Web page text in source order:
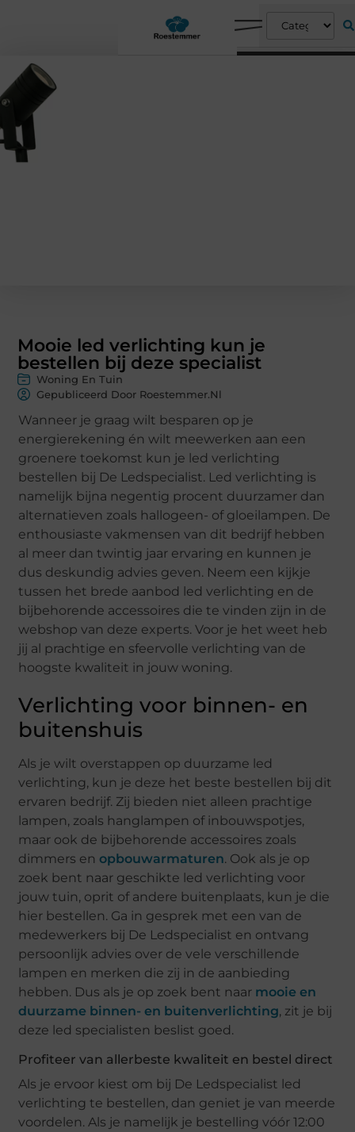
Mooie led verlichting kun je
bestellen bij deze specialist
Woning En Tuin
Gepubliceerd Door Roestemmer.nl
Wanneer je graag wilt besparen op je
energierekening én wilt meewerken aan een
groenere toekomst kun je led verlichting
bestellen bij De Ledspecialist. Led verlichting is
namelijk bijna negentig procent duurzamer dan
alternatieven zoals hallogeen- of gloeilampen. De
enthousiaste vakmensen van dit bedrijf hebben
al meer dan twintig jaar ervaring en kunnen je
dus deskundig advies geven. Neem een kijkje
tussen het brede aanbod led verlichting en de
bijbehorende accessoires die te vinden zijn in de
webshop van deze experts. Voor je het weet heb
jij al prachtige en sfeervolle verlichting van de
hoogste kwaliteit in jouw woning.
Verlichting voor binnen- en
buitenshuis
Als je wilt overstappen op duurzame led
verlichting, kun je deze het beste bestellen bij dit
ervaren bedrijf. Zij bieden niet alleen prachtige
lampen, zoals hanglampen of inbouwspotjes,
maar ook de bijbehorende accessoires zoals
dimmers enopbouwarmaturen. Ook als je op
zoek bent naar geschikte led verlichting voor
jouw tuin, oprit of andere buitenplaats, kun je die
hier bestellen. Ga in gesprek met een van de
medewerkers bij De Ledspecialist en ontvang
persoonlijk advies over de vele verschillende
lampen en merken die zij in de aanbieding
hebben. Dus als je op zoek bent naar mooie en
duurzame binnen- en buitenverlichting, zit je bij
deze led specialisten beslist goed.
Profiteer van allerbeste kwaliteit en bestel direct
Als je ervoor kiest om bij De Ledspecialist led
verlichting te bestellen, dan geniet je van meerde
voordelen. Als je namelijk je bestelling vóór 12:00